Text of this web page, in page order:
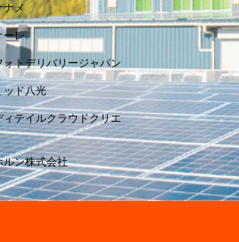
ナメ
ーレ
ォトデリバリージャパン
ッド八光
ィテイルクラウドクリエ
ルン株式会社